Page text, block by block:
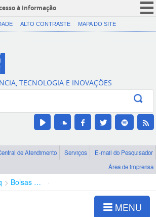
à informação
CORONAVÍRUS (COVID-19)
Canais
ALTO CONTRASTE MAPA DO SITE
TECNOLOGIA E INOVAÇÕES
de Atendimento Serviços
E-mail do Pesquisador
Área de imprensa
Bolsas e Auxílios Vigentes
MENU